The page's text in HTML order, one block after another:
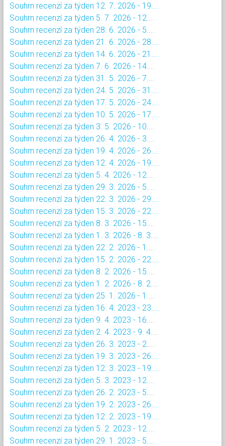
Souhrn recenzí za týden 12. 7. 2026 - 19....
Souhrn recenzí za týden 5. 7. 2026 - 12....
Souhrn recenzí za týden 28. 6. 2026 - 5....
Souhrn recenzí za týden 21. 6. 2026 - 28....
Souhrn recenzí za týden 14. 6. 2026 - 21....
Souhrn recenzí za týden 7. 6. 2026 - 14....
Souhrn recenzí za týden 31. 5. 2026 - 7....
Souhrn recenzí za týden 24. 5. 2026 - 31....
Souhrn recenzí za týden 17. 5. 2026 - 24....
Souhrn recenzí za týden 10. 5. 2026 - 17....
Souhrn recenzí za týden 3. 5. 2026 - 10....
Souhrn recenzí za týden 26. 4. 2026 - 3....
Souhrn recenzí za týden 19. 4. 2026 - 26....
Souhrn recenzí za týden 12. 4. 2026 - 19....
Souhrn recenzí za týden 5. 4. 2026 - 12....
Souhrn recenzí za týden 29. 3. 2026 - 5....
Souhrn recenzí za týden 22. 3. 2026 - 29....
Souhrn recenzí za týden 15. 3. 2026 - 22....
Souhrn recenzí za týden 8. 3. 2026 - 15....
Souhrn recenzí za týden 1. 3. 2026 - 8. 3....
Souhrn recenzí za týden 22. 2. 2026 - 1....
Souhrn recenzí za týden 15. 2. 2026 - 22....
Souhrn recenzí za týden 8. 2. 2026 - 15....
Souhrn recenzí za týden 1. 2. 2026 - 8. 2....
Souhrn recenzí za týden 25. 1. 2026 - 1....
Souhrn recenzí za týden 16. 4. 2023 - 23....
Souhrn recenzí za týden 9. 4. 2023 - 16....
Souhrn recenzí za týden 2. 4. 2023 - 9. 4....
Souhrn recenzí za týden 26. 3. 2023 - 2....
Souhrn recenzí za týden 19. 3. 2023 - 26....
Souhrn recenzí za týden 12. 3. 2023 - 19....
Souhrn recenzí za týden 5. 3. 2023 - 12....
Souhrn recenzí za týden 26. 2. 2023 - 5....
Souhrn recenzí za týden 19. 2. 2023 - 26....
Souhrn recenzí za týden 12. 2. 2023 - 19....
Souhrn recenzí za týden 5. 2. 2023 - 12....
Souhrn recenzí za týden 29. 1. 2023 - 5....